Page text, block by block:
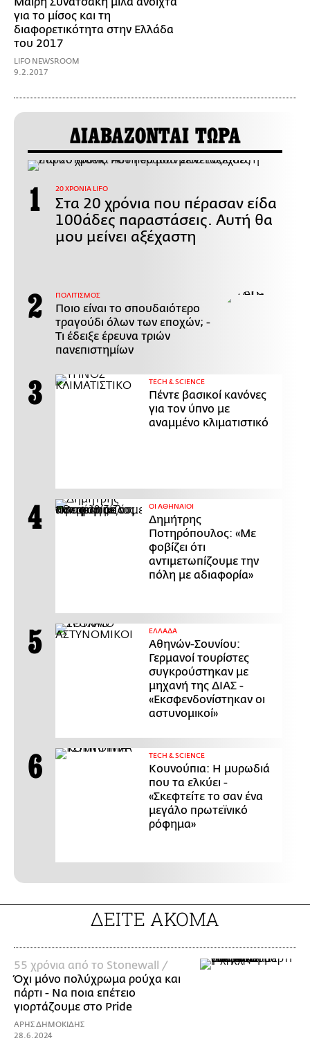
για το μίσος και τη
διαφορετικότητα στην Ελλάδα
του 2017
LIFO NEWSROOM
9.2.2017
ΔΙΑΒΑΖΟΝΤΑΙ ΤΩΡΑ
20 ΧΡΟΝΙΑ LIFO
Στα 20 χρόνια που πέρασαν είδα
100άδες παραστάσεις. Αυτή θα
μου μείνει αξέχαστη
ΠΟΛΙΤΙΣΜΟΣ
Ποιο είναι το σπουδαιότερο
τραγούδι όλων των εποχών; -
Τι έδειξε έρευνα τριών
πανεπιστημίων
ΤECH & SCIENCE
Πέντε βασικοί κανόνες
για τον ύπνο με
αναμμένο κλιματιστικό
ΟΙ ΑΘΗΝΑΙΟΙ
Δημήτρης
Ποτηρόπουλος: «Με
φοβίζει ότι
αντιμετωπίζουμε την
πόλη με αδιαφορία»
ΕΛΛΑΔΑ
Αθηνών-Σουνίου:
Γερμανοί τουρίστες
συγκρούστηκαν με
μηχανή της ΔΙΑΣ -
«Εκσφενδονίστηκαν οι
αστυνομικοί»
ΤECH & SCIENCE
Κουνούπια: Η μυρωδιά
που τα ελκύει -
«Σκεφτείτε το σαν ένα
μεγάλο πρωτεϊνικό
ρόφημα»
ΔΕΙΤΕ ΑΚΟΜΑ
55 χρόνια από το Stonewall /
Όχι μόνο πολύχρωμα ρούχα και
πάρτι - Να ποια επέτειο
γιορτάζουμε στο Pride
ΑΡΗΣ ΔΗΜΟΚΙΔΗΣ
28.6.2024